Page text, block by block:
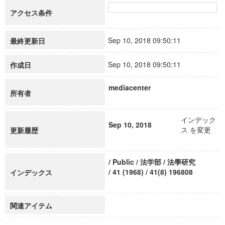
アクセス条件
最終更新日 Sep 10, 2018 09:50:11
作成日 Sep 10, 2018 09:50:11
所有者
mediacenter
更新履歴
Sep 10, 2018
インデック
ス を変更
インデックス
/ Public / 法学部 / 法學研究
/ 41 (1968) / 41(8) 196808
関連アイテム